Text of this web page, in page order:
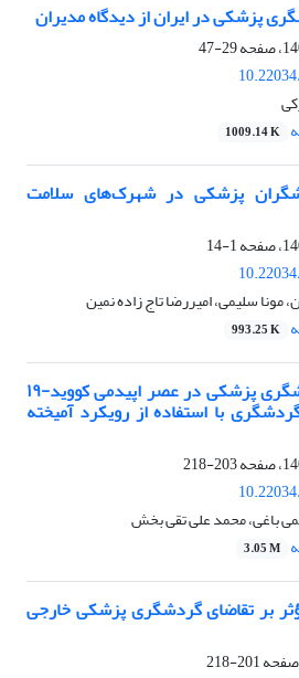
پزشکی در ایران از دیدگاه مدیران
29-47
1009.14 K
پزشکی در شهرک‌های سلامت
1-14
مونا سلیمی، امیررضا تاج زاده نمین
993.25 K
بررسی تأثیر توسعهٔ گردشگری پزشکی در عصر اپیدمی کووید-۱۹
با استفاده از رویکرد آمیخته
203-218
باغی، محمد علی تقی بخش
3.05 M
بر تقاضای گردشگری پزشکی خارجی
201-218